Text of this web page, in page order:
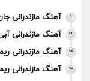
1 آهنگ مازندرانی
2 آهنگ مازندرانی
3 آهنگ مازندرانی
4 آهنگ مازندرانی